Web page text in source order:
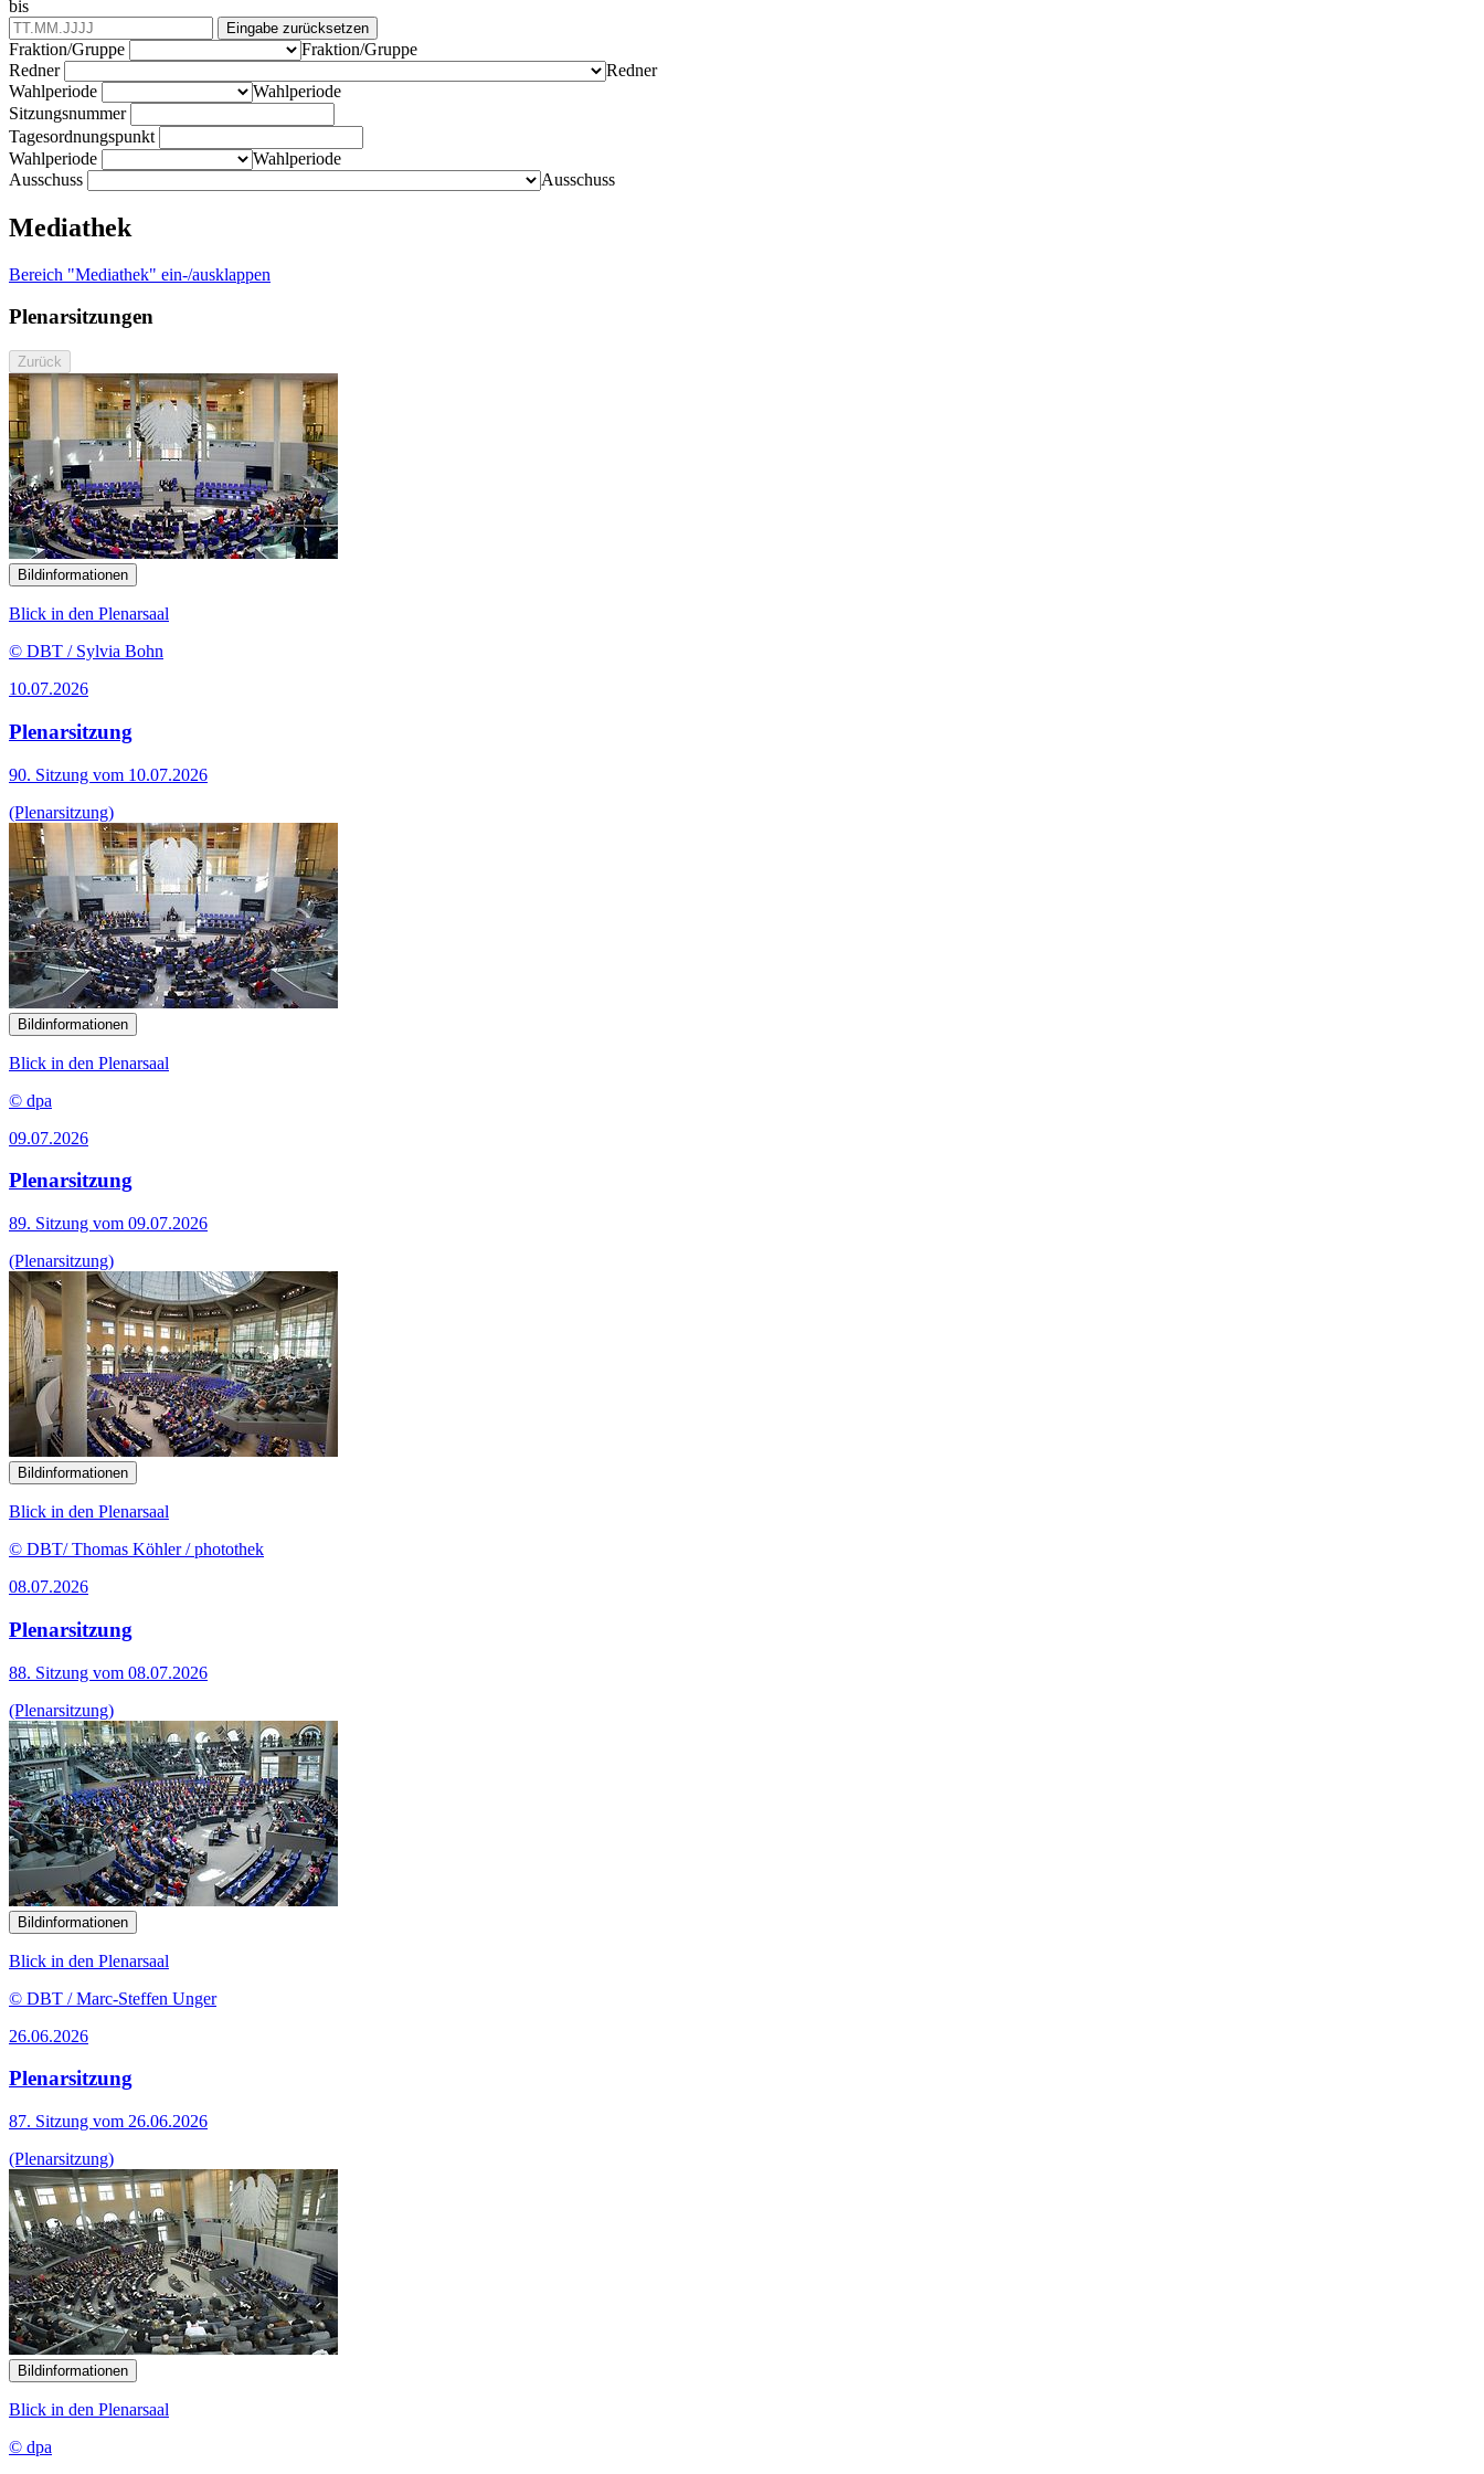
bis
Eingabe zurücksetzen
Fraktion/Gruppe
Fraktion/Gruppe
Redner
Redner
Wahlperiode
Wahlperiode
Sitzungsnummer
Tagesordnungspunkt
Wahlperiode
Wahlperiode
Ausschuss
Ausschuss
Mediathek
Bereich "Mediathek" ein-/ausklappen
Plenarsitzungen
Zurück
Bildinformationen
Blick in den Plenarsaal
© DBT / Sylvia Bohn
10.07.2026
Plenarsitzung
90. Sitzung vom 10.07.2026
(Plenarsitzung)
Bildinformationen
Blick in den Plenarsaal
© dpa
09.07.2026
Plenarsitzung
89. Sitzung vom 09.07.2026
(Plenarsitzung)
Bildinformationen
Blick in den Plenarsaal
© DBT/ Thomas Köhler / photothek
08.07.2026
Plenarsitzung
88. Sitzung vom 08.07.2026
(Plenarsitzung)
Bildinformationen
Blick in den Plenarsaal
© DBT / Marc-Steffen Unger
26.06.2026
Plenarsitzung
87. Sitzung vom 26.06.2026
(Plenarsitzung)
Bildinformationen
Blick in den Plenarsaal
© dpa